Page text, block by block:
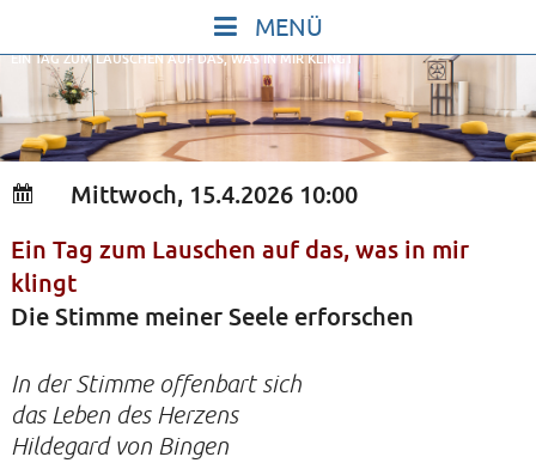
content
START
IN STILLE SEIN
SINGEN UND SCHWEIGEN
BEWEGEN UND TANZEN
GOTT UND DAS LEBEN FEIERN
HEILKRAFT DES KÖRPERS
JUGENDLICHE
VORTRÄGE
EIN TAG ZUM LAUSCHEN AUF DAS, WAS IN MIR KLINGT
Mittwoch, 15.4.2026 10:00
Ein Tag zum Lauschen auf das, was in mir
klingt
Die Stimme meiner Seele erforschen
In der Stimme offenbart sich
das Leben des Herzens
Hildegard von Bingen